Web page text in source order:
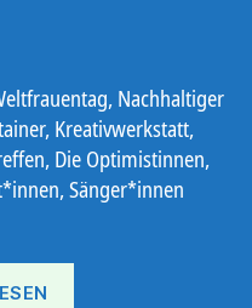
Nachhaltiger
Kreativwerkstatt,
Die Optimistinnen,
Sänger*innen